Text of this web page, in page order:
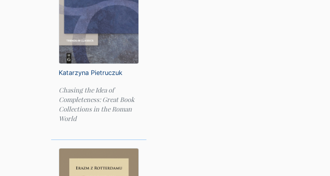
Katarzyna Pietruczuk
Chasing the Idea of
Completeness: Great Book
Collections in the Roman
World